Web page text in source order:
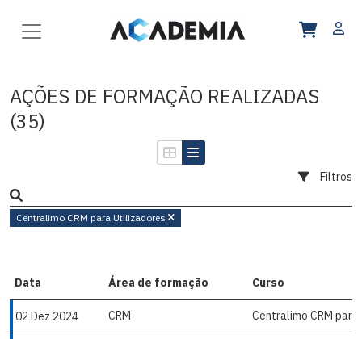
AÇÕES DE FORMAÇÃO REALIZADAS
(35)
Filtros
Centralimo CRM para Utilizadores
Data Área de formação Curso
02 Dez 2024 CRM Centralimo CRM